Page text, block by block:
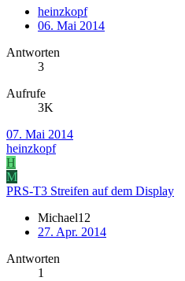
heinzkopf
06. Mai 2014
Antworten
3
Aufrufe
3K
07. Mai 2014
heinzkopf
H
M
PRS-T3 Streifen auf dem Display
Michael12
27. Apr. 2014
Antworten
1